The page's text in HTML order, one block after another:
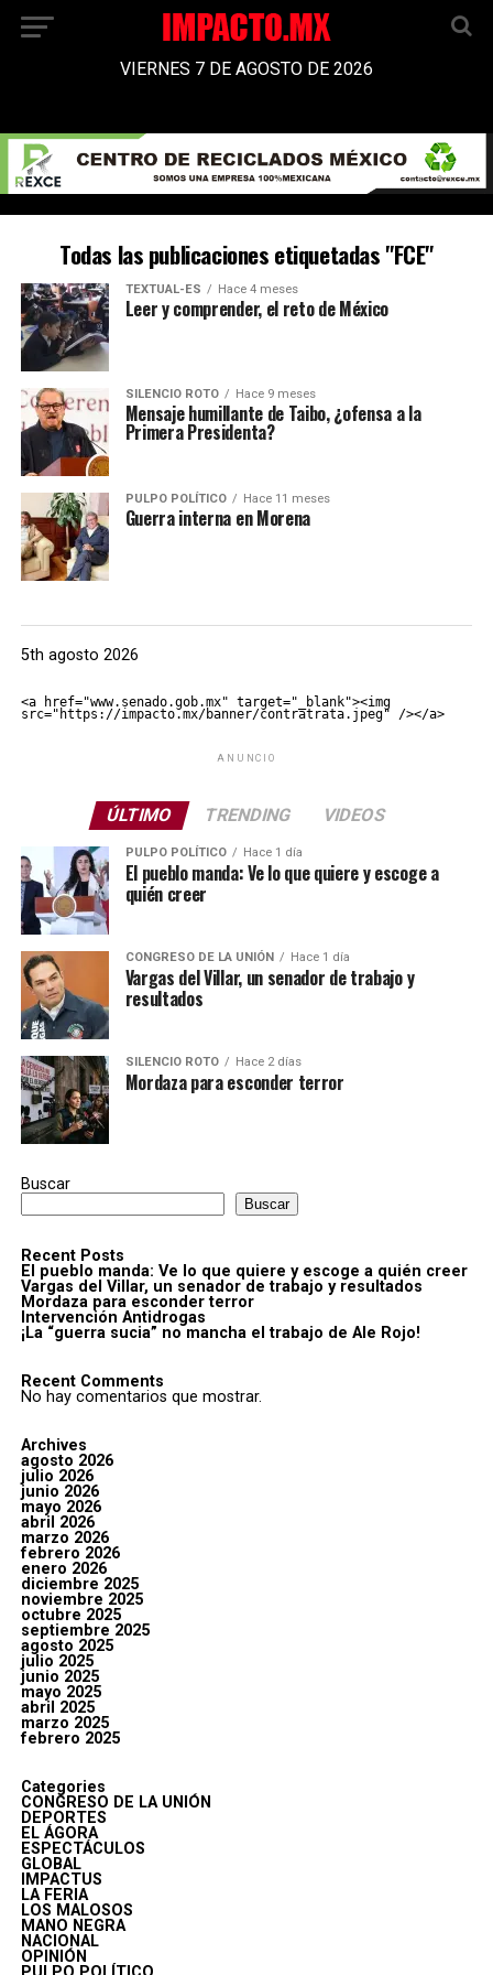
VIERNES 7 DE AGOSTO DE 2026
Todas las publicaciones etiquetadas "FCE"
TEXTUAL-ES Hace 4 meses
Leer y comprender, el reto de México
SILENCIO ROTO Hace 9 meses
Mensaje humillante de Taibo, ¿ofensa a la
Primera Presidenta?
PULPO POLÍTICO Hace 11 meses
Guerra interna en Morena
5th agosto 2026
<a href="www.senado.gob.mx" target="_blank"><img
src="https://impacto.mx/banner/contratrata.jpeg" /></a>
ANUNCIO
ÚLTIMO TRENDING VIDEOS
PULPO POLÍTICO Hace 1 día
El pueblo manda: Ve lo que quiere y escoge a
quién creer
CONGRESO DE LA UNIÓN Hace 1 día
Vargas del Villar, un senador de trabajo y
resultados
SILENCIO ROTO Hace 2 días
Mordaza para esconder terror
Buscar
Buscar
Recent Posts
El pueblo manda: Ve lo que quiere y escoge a quién creer
Vargas del Villar, un senador de trabajo y resultados
Mordaza para esconder terror
Intervención Antidrogas
¡La “guerra sucia” no mancha el trabajo de Ale Rojo!
Recent Comments
No hay comentarios que mostrar.
Archives
agosto 2026
julio 2026
junio 2026
mayo 2026
abril 2026
marzo 2026
febrero 2026
enero 2026
diciembre 2025
noviembre 2025
octubre 2025
septiembre 2025
agosto 2025
julio 2025
junio 2025
mayo 2025
abril 2025
marzo 2025
febrero 2025
Categories
CONGRESO DE LA UNIÓN
DEPORTES
EL ÁGORA
ESPECTÁCULOS
GLOBAL
IMPACTUS
LA FERIA
LOS MALOSOS
MANO NEGRA
NACIONAL
OPINIÓN